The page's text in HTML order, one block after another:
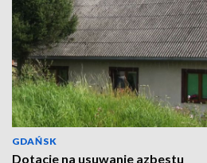
GDAŃSK
Dotacje na usuwanie azbestu